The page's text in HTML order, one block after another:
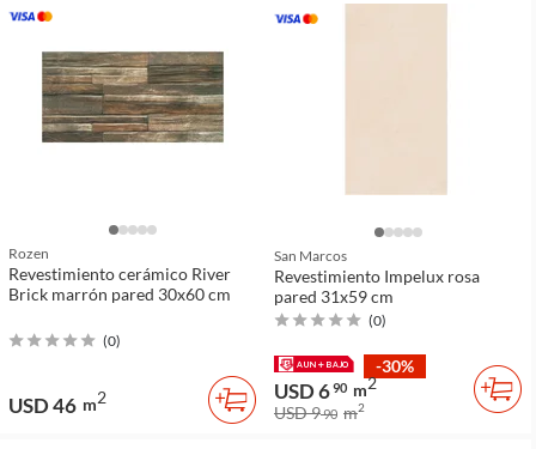
Rozen
Revestimiento cerámico River
Brick marrón pared 30x60 cm
(0)
USD 46 m2
San Marcos
Revestimiento Impelux rosa
pared 31x59 cm
(0)
-30%
USD 690 m2
USD 990 m2